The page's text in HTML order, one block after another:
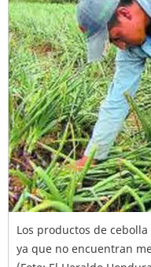
Los productos de
ya que no encuentran